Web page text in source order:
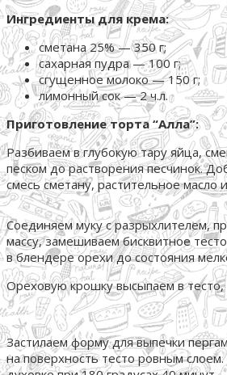
Ингредиенты для крема:
сметана 25% — 350 г;
сахарная пудра — 100 г;
сгущенное молоко — 150 г;
лимонный сок — 2 ч.л.
Приготовление торта “Алла”:
Разбиваем в глубокую тару яйца,
песком до растворения песчинок.
смесь сметану, растительное
Соединяем муку с разрыхлителем,
массу, замешиваем бисквитное
в блендере орехи до состояния
Ореховую крошку высыпаем в
Застилаем форму для выпечки
на поверхность тесто ровным